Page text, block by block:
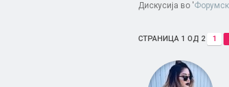
Дискусија во '
СТРАНИЦА 1 ОД 2 1